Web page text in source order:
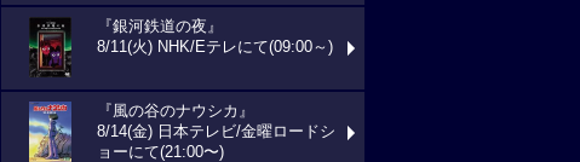
『銀河鉄道の夜』
8/11(火) NHK/Eテレにて(09:00～)
『風の谷のナウシカ』
8/14(金) 日本テレビ/金曜ロードシ
ョーにて(21:00〜)